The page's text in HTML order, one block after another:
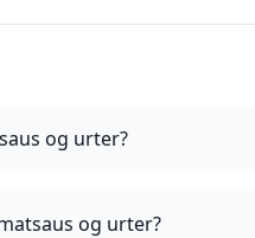
og urter?
og urter?